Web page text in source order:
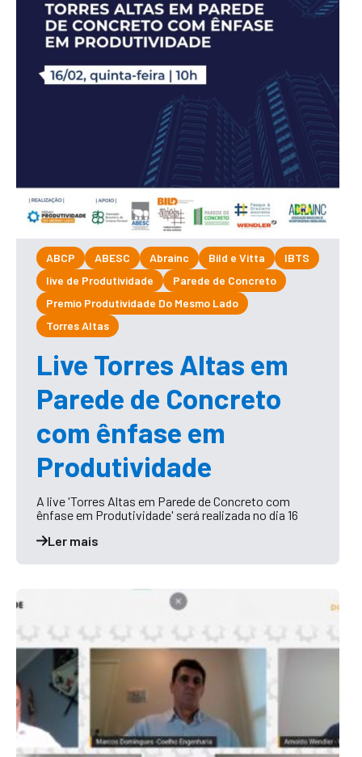
ABCP ABESC Abrainc Bild e Vitta
IBTS
live de Produtividade
Parede de Concreto
Premio Produtividade Do Mesmo Lado
Torres Altas
Live Torres Altas em
Parede de Concreto
com ênfase em
Produtividade
A live 'Torres Altas em Parede de Concreto com
ênfase em Produtividade' será realizada no dia 16
Ler mais